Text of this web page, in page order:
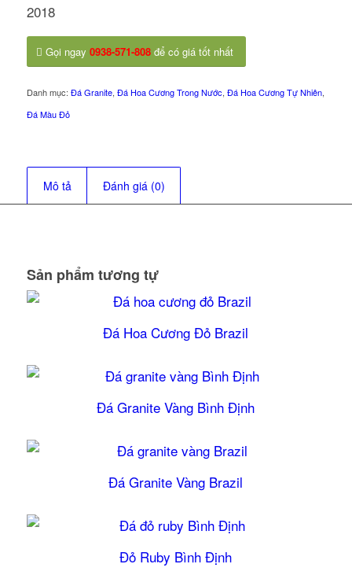
2018
Gọi ngay 0938-571-808để có giá tốt nhất
Danh mục: Đá Granite, Đá Hoa Cương Trong Nước, Đá Hoa Cương Tự Nhiên,
Đá Màu Đỏ
Mô tả Đánh giá (0)
Sản phẩm tương tự
Đá Hoa Cương Đỏ Brazil
Đá Granite Vàng Bình Định
Đá Granite Vàng Brazil
Đỏ Ruby Bình Định